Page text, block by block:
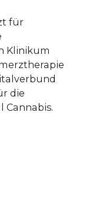
für
Klinikum
die
Cannabis.